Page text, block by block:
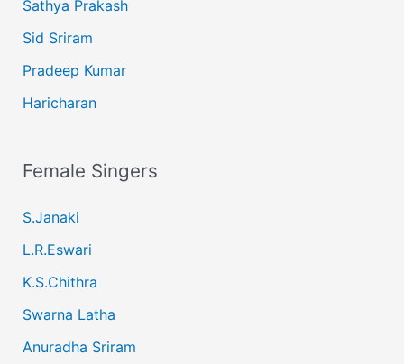
Sathya Prakash
Sid Sriram
Pradeep Kumar
Haricharan
Female Singers
S.Janaki
L.R.Eswari
K.S.Chithra
Swarna Latha
Anuradha Sriram